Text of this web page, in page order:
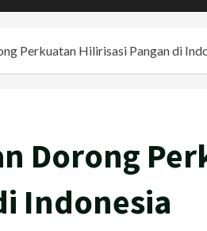
Perkuatan Hilirisasi Pangan di
Dorong
Indonesia